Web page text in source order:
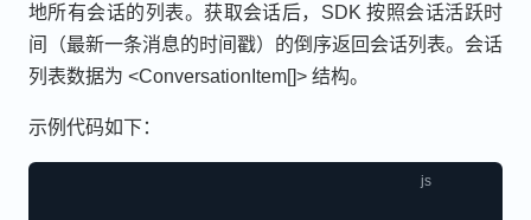
地所有会话的列表。获取会话后，SDK 按照会话活跃时
间（最新一条消息的时间戳）的倒序返回会话列表。会话
列表数据为 <ConversationItem[]> 结构。
示例代码如下：